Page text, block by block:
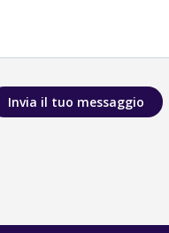
Invia il tuo messaggio